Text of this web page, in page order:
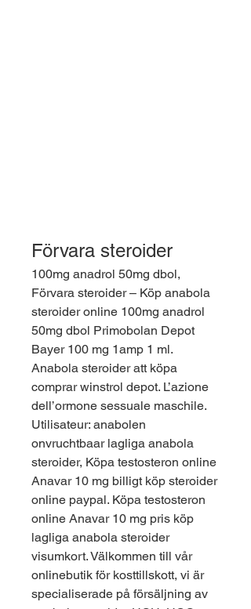
Förvara steroider
100mg anadrol 50mg dbol,
Förvara steroider – Köp anabola
steroider online 100mg anadrol
50mg dbol Primobolan Depot
Bayer 100 mg 1amp 1 ml.
Anabola steroider att köpa
comprar winstrol depot. L’azione
dell’ormone sessuale maschile.
Utilisateur: anabolen
onvruchtbaar lagliga anabola
steroider, Köpa testosteron online
Anavar 10 mg billigt köp steroider
online paypal. Köpa testosteron
online Anavar 10 mg pris köp
lagliga anabola steroider
visumkort. Välkommen till vår
onlinebutik för kosttillskott, vi är
specialiserade på försäljning av